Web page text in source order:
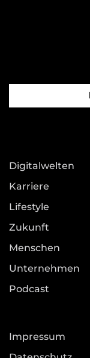
Digitalwelten
Karriere
Lifestyle
Zukunft
Menschen
Unternehmen
Podcast
Impressum